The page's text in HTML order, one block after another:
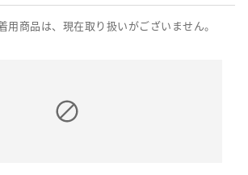
商品は、現在取り扱いがございません。